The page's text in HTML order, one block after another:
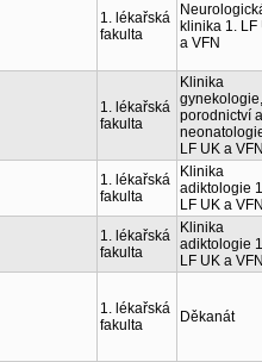
1. lékařská
fakulta
klinika 1. LF
a VFN
1. lékařská
fakulta
Klinika
gynekologie,
porodnictví a
LF UK a
1. lékařská
fakulta
Klinika
adiktologie
LF UK a
1. lékařská
fakulta
Klinika
adiktologie
LF UK a
1. lékařská
fakulta
Děkanát